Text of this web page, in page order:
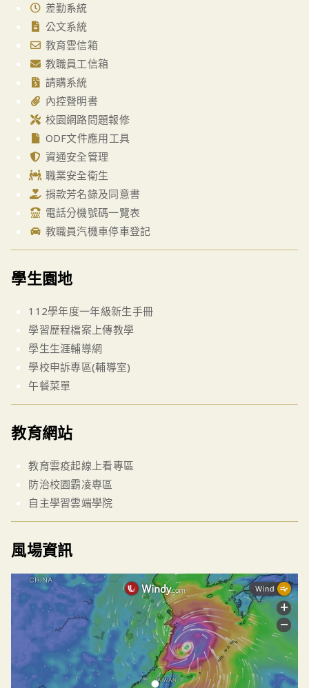
差勤系統
公文系統
教育雲信箱
教職員工信箱
請購系統
內控聲明書
校園網路問題報修
ODF文件應用工具
資通安全管理
職業安全衛生
捐款芳名錄及同意書
電話分機號碼一覽表
教職員汽機車停車登記
學生園地
112學年度一年級新生手冊
學習歷程檔案上傳教學
學生生涯輔導網
學校申訴專區(輔導室)
午餐菜單
教育網站
教育雲疫起線上看專區
防治校園霸凌專區
自主學習雲端學院
風場資訊